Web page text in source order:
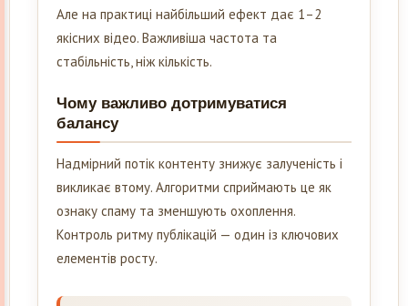
Але на практиці найбільший ефект дає 1–2
якісних відео. Важливіша частота та
стабільність, ніж кількість.
Чому важливо дотримуватися
балансу
Надмірний потік контенту знижує залученість і
викликає втому. Алгоритми сприймають це як
ознаку спаму та зменшують охоплення.
Контроль ритму публікацій — один із ключових
елементів росту.